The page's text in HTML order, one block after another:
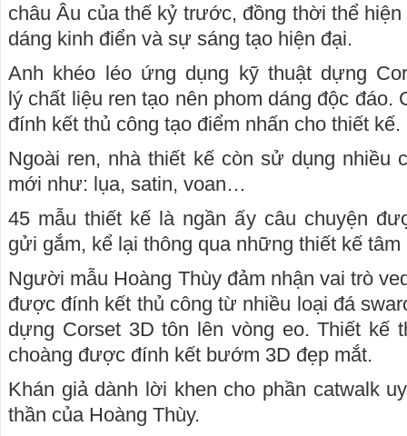
châu Âu của thế kỷ trước, đồng thời thể
dáng kinh điển và sự sáng tạo hiện đại.
Anh khéo léo ứng dụng kỹ thuật dựng
lý chất liệu ren tạo nên phom dáng độc đáo.
đính kết thủ công tạo điểm nhấn cho thiết kế.
Ngoài ren, nhà thiết kế còn sử dụng nhiều
mới như: lụa, satin, voan…
45 mẫu thiết kế là ngần ấy câu chuyện
gửi gắm, kể lại thông qua những thiết kế tâm
Người mẫu Hoàng Thùy đảm nhận vai trò
được đính kết thủ công từ nhiều loại đá
dựng Corset 3D tôn lên vòng eo. Thiết kế
choàng được đính kết bướm 3D đẹp mắt.
Khán giả dành lời khen cho phần catwalk
thần của Hoàng Thùy.